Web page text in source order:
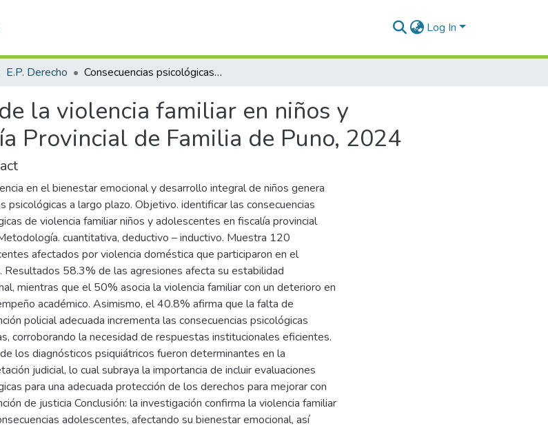
Log In
E.P. Derecho Consecuencias psicológicas de la violencia familiar en niños y adolescentes: Tercera Fiscalía Provincial de Familia de Puno, 2024
la violencia familiar en niños y
Provincial de Familia de Puno, 2024
en el bienestar emocional y desarrollo integral de niños genera
psicológicas a largo plazo. Objetivo. identificar las consecuencias
de violencia familiar niños y adolescentes en fiscalía provincial
cuantitativa, deductivo – inductivo. Muestra 120
afectados por violencia doméstica que participaron en el
Resultados 58.3% de las agresiones afecta su estabilidad
mientras que el 50% asocia la violencia familiar con un deterioro en
académico. Asimismo, el 40.8% afirma que la falta de
policial adecuada incrementa las consecuencias psicológicas
corroborando la necesidad de respuestas institucionales eficientes.
los diagnósticos psiquiátricos fueron determinantes en la
judicial, lo cual subraya la importancia de incluir evaluaciones
para una adecuada protección de los derechos para mejorar con
de justicia Conclusión: la investigación confirma la violencia familiar
adolescentes, afectando su bienestar emocional, así